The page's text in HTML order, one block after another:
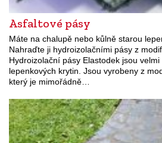
Asfaltové pásy
Máte na chalupě nebo kůlně starou
Nahraďte ji hydroizolačními pásy z
Hydroizolační pásy Elastodek jsou
lepenkových krytin. Jsou vyrobeny z
který je mimořádně…